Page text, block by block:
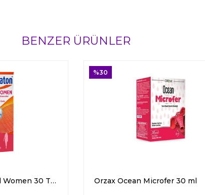
BENZER ÜRÜNLER
Pharmaton Essential Women 30 Tablet Orzax Ocean Microfer 30 ml
%30